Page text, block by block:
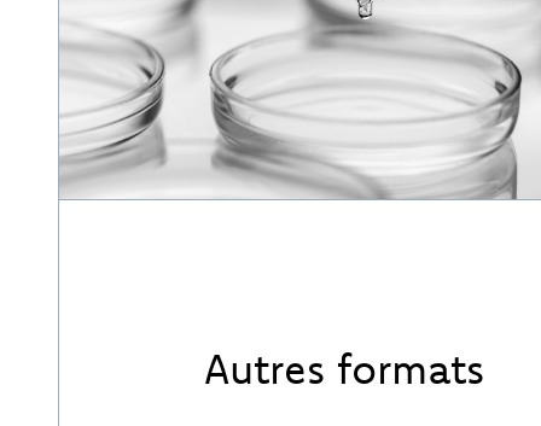
Autres formats